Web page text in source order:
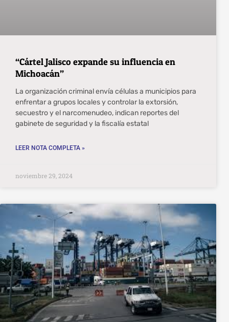
“Cártel Jalisco expande su influencia en
Michoacán”
La organización criminal envía células a municipios para
enfrentar a grupos locales y controlar la extorsión,
secuestro y el narcomenudeo, indican reportes del
gabinete de seguridad y la fiscalía estatal
LEER NOTA COMPLETA »
noviembre 29, 2024